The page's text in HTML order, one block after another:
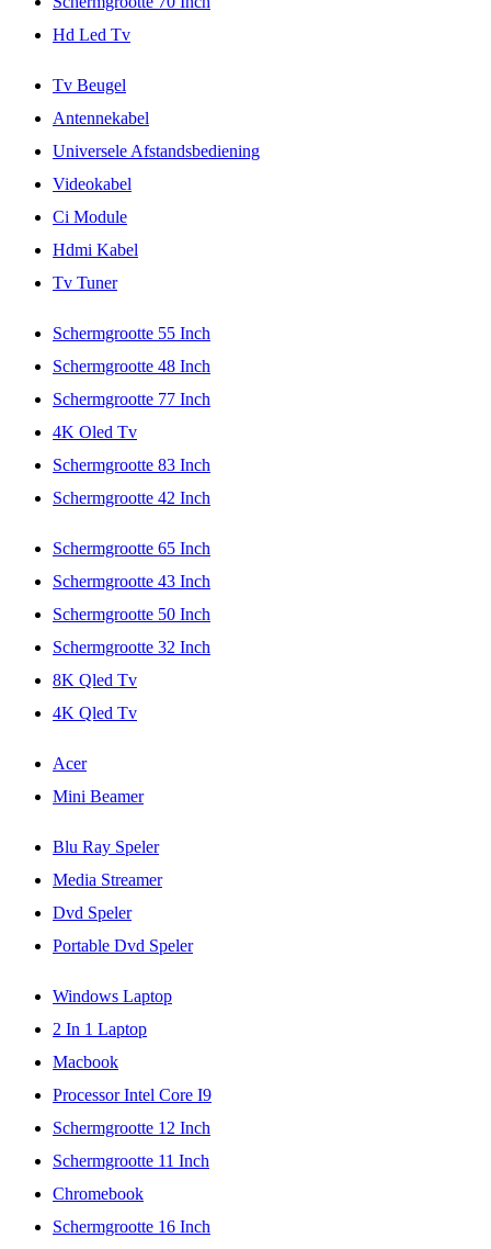
Hd Led Tv
Tv Beugel
Antennekabel
Universele Afstandsbediening
Videokabel
Ci Module
Hdmi Kabel
Tv Tuner
Schermgrootte 55 Inch
Schermgrootte 48 Inch
Schermgrootte 77 Inch
4K Oled Tv
Schermgrootte 83 Inch
Schermgrootte 42 Inch
Schermgrootte 65 Inch
Schermgrootte 43 Inch
Schermgrootte 50 Inch
Schermgrootte 32 Inch
8K Qled Tv
4K Qled Tv
Acer
Mini Beamer
Blu Ray Speler
Media Streamer
Dvd Speler
Portable Dvd Speler
Windows Laptop
2 In 1 Laptop
Macbook
Processor Intel Core I9
Schermgrootte 12 Inch
Schermgrootte 11 Inch
Chromebook
Schermgrootte 16 Inch